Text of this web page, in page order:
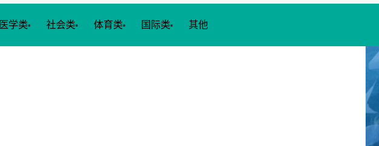
医学类 社会类 体育类 国际类 其他